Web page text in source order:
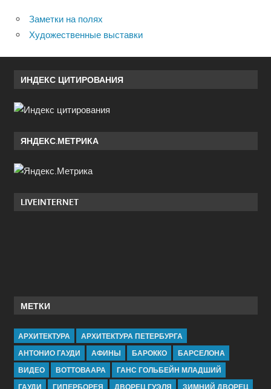
Заметки на полях
Художественные выставки
ИНДЕКС ЦИТИРОВАНИЯ
ЯНДЕКС.МЕТРИКА
LIVEINTERNET
МЕТКИ
АРХИТЕКТУРА
АРХИТЕКТУРА ПЕТЕРБУРГА
АНТОНИО ГАУДИ
АФИНЫ БАРОККО
БАРСЕЛОНА
ВИДЕО
ВОТТОВААРА
ГАНС ГОЛЬБЕЙН МЛАДШИЙ
ГАУДИ
ГИПЕРБОРЕЯ ДВОРЕЦ ГУЭЛЯ ЗИМНИЙ ДВОРЕЦ